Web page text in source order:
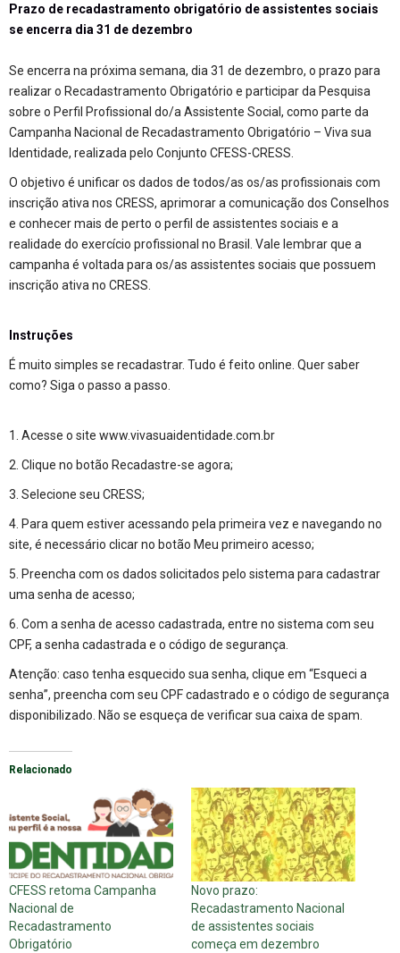
Prazo de recadastramento obrigatório de assistentes sociais
se encerra dia 31 de dezembro
Se encerra na próxima semana, dia 31 de dezembro, o prazo para
realizar o Recadastramento Obrigatório e participar da Pesquisa
sobre o Perfil Profissional do/a Assistente Social, como parte da
Campanha Nacional de Recadastramento Obrigatório – Viva sua
Identidade, realizada pelo Conjunto CFESS-CRESS.
O objetivo é unificar os dados de todos/as os/as profissionais com
inscrição ativa nos CRESS, aprimorar a comunicação dos Conselhos
e conhecer mais de perto o perfil de assistentes sociais e a
realidade do exercício profissional no Brasil. Vale lembrar que a
campanha é voltada para os/as assistentes sociais que possuem
inscrição ativa no CRESS.
Instruções
É muito simples se recadastrar. Tudo é feito online. Quer saber
como? Siga o passo a passo.
1. Acesse o site www.vivasuaidentidade.com.br
2. Clique no botão Recadastre-se agora;
3. Selecione seu CRESS;
4. Para quem estiver acessando pela primeira vez e navegando no
site, é necessário clicar no botão Meu primeiro acesso;
5. Preencha com os dados solicitados pelo sistema para cadastrar
uma senha de acesso;
6. Com a senha de acesso cadastrada, entre no sistema com seu
CPF, a senha cadastrada e o código de segurança.
Atenção: caso tenha esquecido sua senha, clique em “Esqueci a
senha”, preencha com seu CPF cadastrado e o código de segurança
disponibilizado. Não se esqueça de verificar sua caixa de spam.
Relacionado
CFESS retoma Campanha
Nacional de
Recadastramento
Obrigatório
Novo prazo:
Recadastramento Nacional
de assistentes sociais
começa em dezembro